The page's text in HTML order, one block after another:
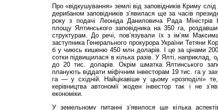
Про «відкушування» зе­млі від заповідників Криму
дерибаном заповідників з’явилася ще за часів
року з подачі Леоніда Даниловича Рада Міністрів
площу Ялтинського заповідника на 350 га,
структурам. До речі, пов’язували їх з ім’ям
заступника Генерального прокурора України Тетяни
б у чиюсь кишеню 450 млн доларів. І це за цінами
сотки підвищилася в кілька разів. У Ялті, наприклад,
до 20 тис. доларів. Окрім шматка Ялтинського
планують віддати міфічним інвесторам 19 тис. га у
га — у східній. Найцікавіше у цьому «розподілі»
керівництва автономії жоден інвестор так і не
економіки.
У земельному питанні з’явилося ще кілька